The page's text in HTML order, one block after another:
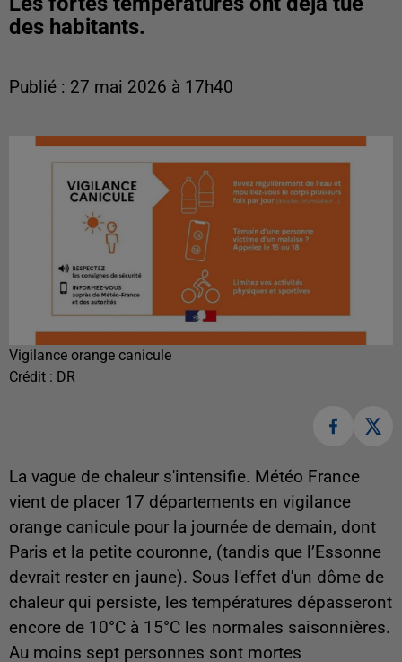
des habitants.
Publié : 27 mai 2026 à 17h40
Vigilance orange canicule
Crédit : DR
La vague de chaleur s'intensifie. Météo France
vient de placer 17 départements en vigilance
orange canicule pour la journée de demain, dont
Paris et la petite couronne, (tandis que l’Essonne
devrait rester en jaune). Sous l'effet d'un dôme de
chaleur qui persiste, les températures dépasseront
encore de 10°C à 15°C les normales saisonnières.
Au moins sept personnes sont mortes